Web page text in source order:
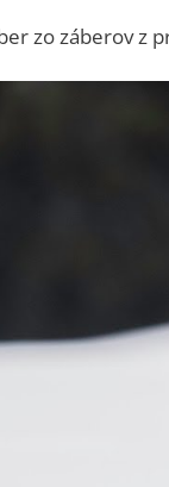
zo záberov z